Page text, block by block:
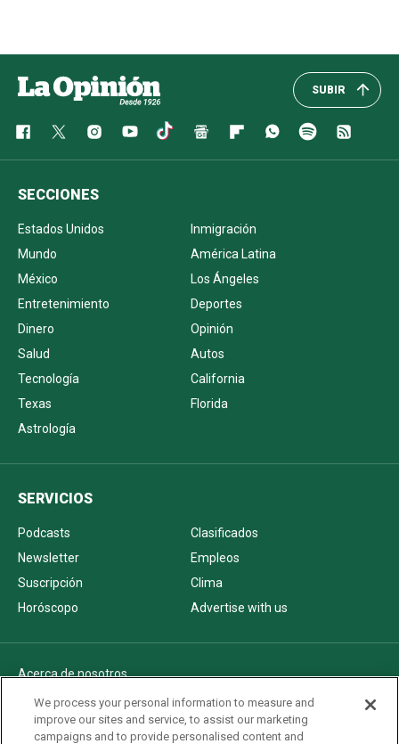
SUBIR
SECCIONES
Estados Unidos
Inmigración
Mundo
América Latina
México
Los Ángeles
Entretenimiento
Deportes
Dinero
Opinión
Salud
Autos
Tecnología
California
Texas
Florida
Astrología
SERVICIOS
Podcasts
Clasificados
Newsletter
Empleos
Suscripción
Clima
Horóscopo
Advertise with us
Acerca de nosotros
Politica de privacidad
Pautas Editoriales
We process your personal information to measure and
improve our sites and service, to assist our marketing
campaigns and to provide personalised content and